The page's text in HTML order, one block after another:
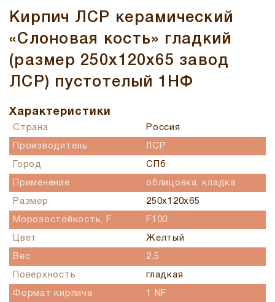
Кирпич ЛСР керамический
«Слоновая кость» гладкий
(размер 250x120x65 завод
ЛСР) пустотелый 1НФ
Характеристики
Страна Россия
Производитель ЛСР
Город СПб
Применение облицовка, кладка
Размер 250x120x65
Морозостойкость, F F100
Цвет Желтый
Вес 2.5
Поверхность гладкая
Формат кирпича 1 NF